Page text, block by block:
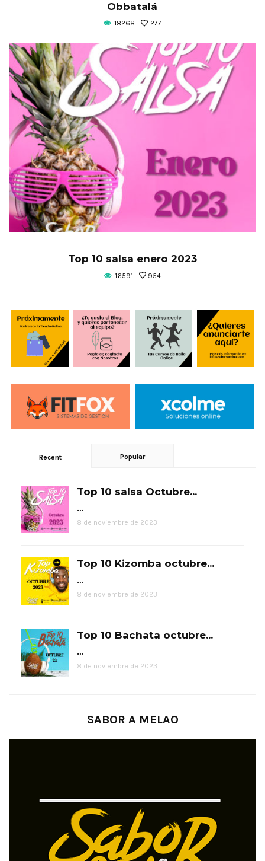
Obbatalá
18268 277
Top 10 salsa enero 2023
16591 954
Recent Popular
Top 10 salsa Octubre...
…
8 de noviembre de 2023
Top 10 Kizomba octubre...
…
8 de noviembre de 2023
Top 10 Bachata octubre...
…
8 de noviembre de 2023
SABOR A MELAO